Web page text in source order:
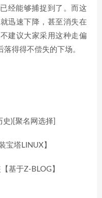
经能够捕捉到了。而这
迅速下降，甚至消失在
建议大家采用这种走偏
得得不偿失的下场。
)[聚名网选择]
宝塔LINUX】
基于Z-BLOG】